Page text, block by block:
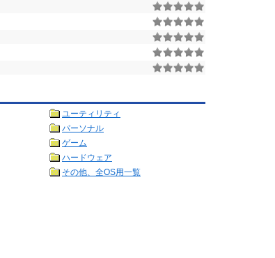
ユーティリティ
パーソナル
ゲーム
ハードウェア
その他、全OS用一覧